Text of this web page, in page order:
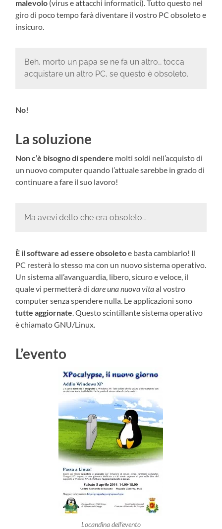
malevolo (virus e attacchi informatici). Tutto questo nel
giro di poco tempo farà diventare il vostro PC obsoleto e
insicuro.
Beh, morto un papa se ne fa un altro… tocca
acquistare un altro PC, se questo è obsoleto.
No!
La soluzione
Non c’è bisogno di spendere molti soldi nell’acquisto di
un nuovo computer quando l’attuale sarebbe in grado di
continuare a fare il suo lavoro!
Ma avevi detto che era obsoleto…
È il software ad essere obsoletoe basta cambiarlo! Il
PC resterà lo stesso ma con un nuovo sistema operativo.
Un sistema all’avanguardia, libero, sicuro e veloce, il
quale vi permetterà didare una nuova vitaal vostro
computer senza spendere nulla. Le applicazioni sono
tutte aggiornate. Questo scintillante sistema operativo
è chiamato GNU/Linux.
L’evento
Locandina dell’evento